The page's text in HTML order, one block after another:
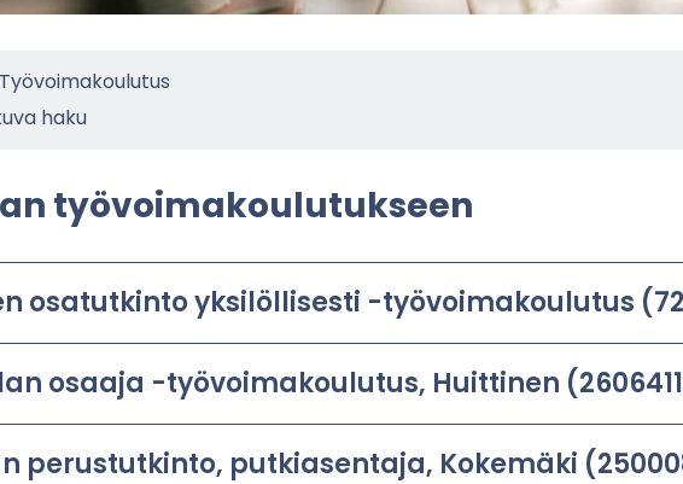
Työvoimakoulutus
haku
työ­voi­ma­kou­lu­tuk­seen
osa­tut­kin­to yk­si­löl­li­ses­ti -​työvoimakoulutus
osaa­ja -​työvoimakoulutus, Huit­ti­nen
pe­rus­tut­kin­to, put­kia­sen­ta­ja, Ko­ke­mä­ki